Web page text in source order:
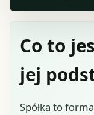
Co to
jej
Spółka to